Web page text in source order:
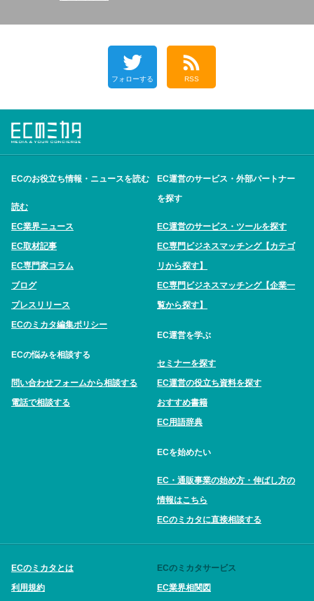
フォローする RSS
ECのお役立ち情報・ニュースを読む
読む
EC業界ニュース
EC取材記事
EC専門家コラム
ブログ
プレスリリース
ECのミカタ編集ポリシー
ECの悩みを相談する
問い合わせフォームから相談する
電話で相談する
EC運営のサービス・外部パートナー
を探す
EC運営のサービス・ツールを探す
EC専門ビジネスマッチング【カテゴ
リから探す】
EC専門ビジネスマッチング【企業一
覧から探す】
EC運営を学ぶ
セミナーを探す
EC運営の役立ち資料を探す
おすすめ書籍
EC用語辞典
ECを始めたい
EC・通販事業の始め方・伸ばし方の
情報はこちら
ECのミカタに直接相談する
ECのミカタとは
利用規約
ECのミカタサービス
EC業界相関図